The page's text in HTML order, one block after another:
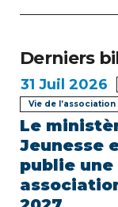
e
l
’
a
r
Derniers
31 Juil 2026
Vie de l’association
Le
Jeunesse
publie